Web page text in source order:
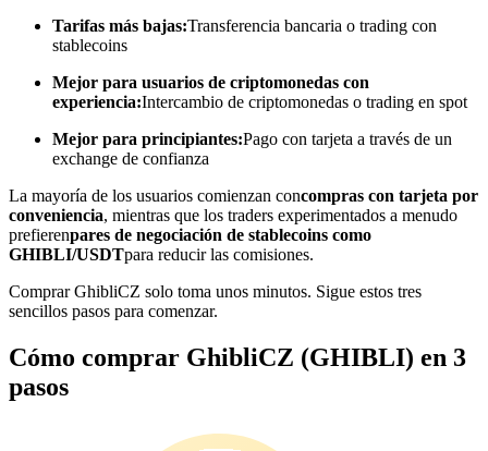
Disfruta del reparto de beneficios y comisiones de copy trading
Información
Análisis de big data que incluye información comercial, etc.
Tarifas más bajas:Transferencia bancaria o trading con
stablecoins
Mejor para usuarios de criptomonedas con
experiencia:Intercambio de criptomonedas o trading en spot
Mejor para principiantes:Pago con tarjeta a través de un
exchange de confianza
La mayoría de los usuarios comienzan concompras con tarjeta por
conveniencia, mientras que los traders experimentados a menudo
prefierenpares de negociación de stablecoins como
GHIBLI/USDTpara reducir las comisiones.
Comprar GhibliCZ solo toma unos minutos. Sigue estos tres
sencillos pasos para comenzar.
Cómo comprar GhibliCZ (GHIBLI) en 3
pasos